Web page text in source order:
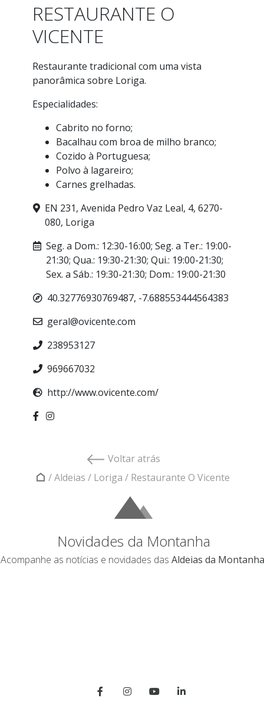
RESTAURANTE O
VICENTE
Restaurante tradicional com uma vista
panorâmica sobre Loriga.
Especialidades:
Cabrito no forno;
Bacalhau com broa de milho branco;
Cozido à Portuguesa;
Polvo à lagareiro;
Carnes grelhadas.
EN 231, Avenida Pedro Vaz Leal, 4, 6270-
080, Loriga
Seg. a Dom.: 12:30-16:00; Seg. a Ter.: 19:00-
21:30; Qua.: 19:30-21:30; Qui.: 19:00-21:30;
Sex. a Sáb.: 19:30-21:30; Dom.: 19:00-21:30
40.32776930769487, -7.688553444564383
geral@ovicente.com
238953127
969667032
http://www.ovicente.com/
Voltar atrás
/Aldeias / Loriga / Restaurante O Vicente
Novidades da Montanha
Acompanhe as notícias e novidades das Aldeias da